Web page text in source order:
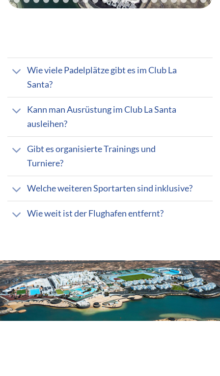
Wie viele Padelplätze gibt es im Club La
Santa?
Kann man Ausrüstung im Club La Santa
ausleihen?
Gibt es organisierte Trainings und
Turniere?
Welche weiteren Sportarten sind inklusive?
Wie weit ist der Flughafen entfernt?